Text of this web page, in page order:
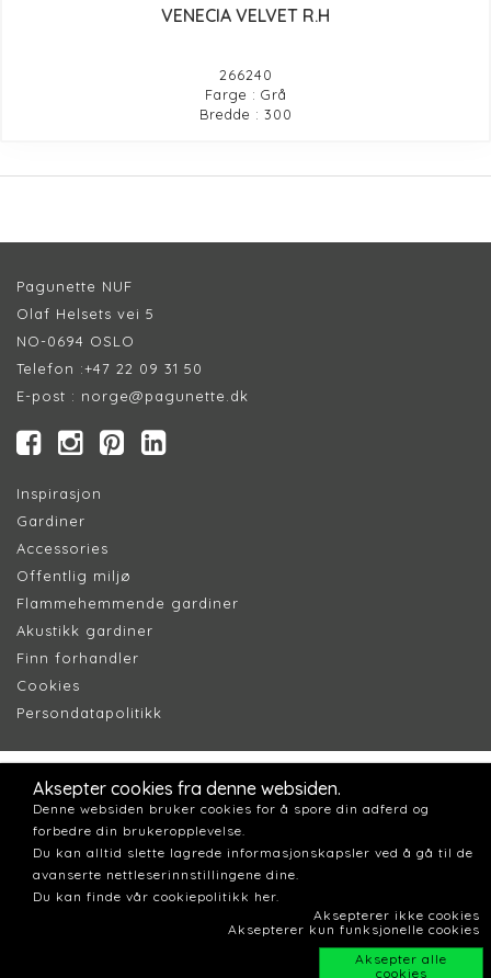
VENECIA VELVET R.H
266240
Farge : Grå
Bredde : 300
Pagunette NUF
Olaf Helsets vei 5
NO-0694 OSLO
Telefon :+47 22 09 31 50
E-post : norge@pagunette.dk
Inspirasjon
Gardiner
Accessories
Offentlig miljø
Flammehemmende gardiner
Akustikk gardiner
Finn forhandler
Cookies
Persondatapolitikk
Aksepter cookies fra denne websiden.
Denne websiden bruker cookies for å spore din adferd og
forbedre din brukeropplevelse.
Du kan alltid slette lagrede informasjonskapsler ved å gå til de
avanserte nettleserinnstillingene dine.
Du kan finde vår cookiepolitikk her.
Aksepterer ikke cookies
Aksepterer kun funksjonelle cookies
Aksepter alle
cookies